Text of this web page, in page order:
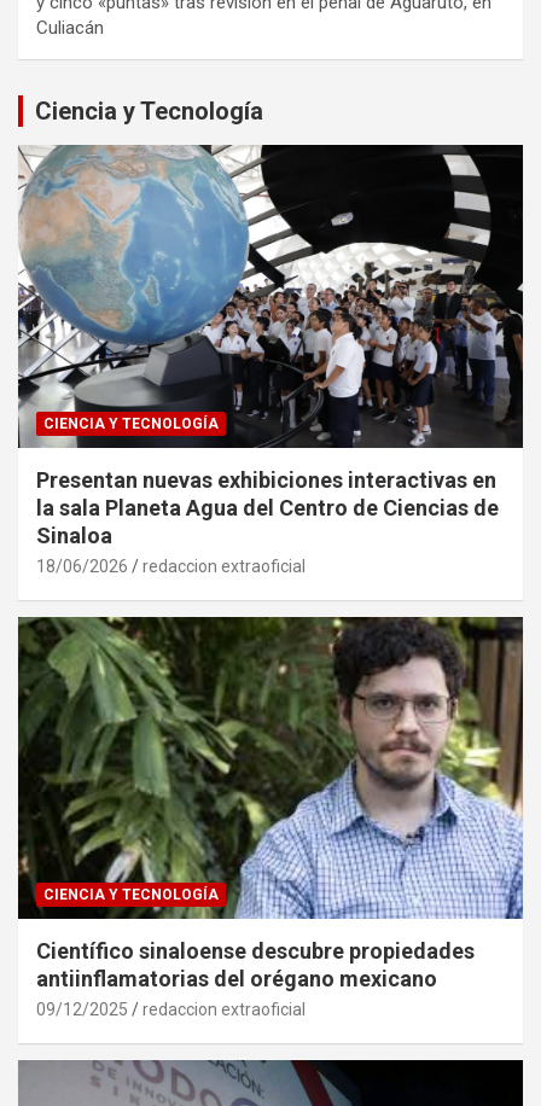
Culiacán
Ciencia y Tecnología
CIENCIA Y TECNOLOGÍA
Presentan nuevas exhibiciones interactivas en
la sala Planeta Agua del Centro de Ciencias de
Sinaloa
18/06/2026 redaccion extraoficial
CIENCIA Y TECNOLOGÍA
Científico sinaloense descubre propiedades
antiinflamatorias del orégano mexicano
09/12/2025 redaccion extraoficial